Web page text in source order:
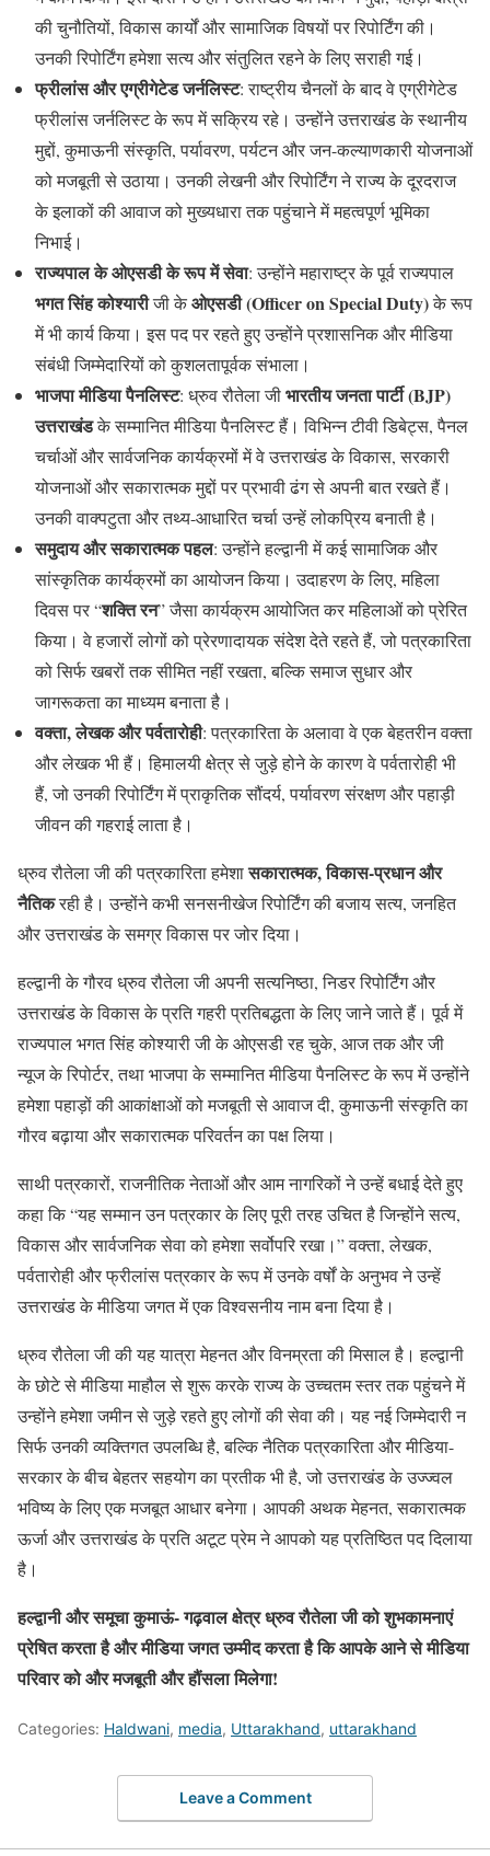
की चुनौतियों, विकास कार्यों और सामाजिक विषयों पर रिपोर्टिंग की।
उनकी रिपोर्टिंग हमेशा सत्य और संतुलित रहने के लिए सराही गई।
फ्रीलांस और एग्रीगेटेड जर्नलिस्ट: राष्ट्रीय चैनलों के बाद वे एग्रीगेटेड
फ्रीलांस जर्नलिस्ट के रूप में सक्रिय रहे। उन्होंने उत्तराखंड के स्थानीय
मुद्दों, कुमाऊनी संस्कृति, पर्यावरण, पर्यटन और जन-कल्याणकारी योजनाओं
को मजबूती से उठाया। उनकी लेखनी और रिपोर्टिंग ने राज्य के दूरदराज
के इलाकों की आवाज को मुख्यधारा तक पहुंचाने में महत्वपूर्ण भूमिका
निभाई।
राज्यपाल के ओएसडी के रूप में सेवा: उन्होंने महाराष्ट्र के पूर्व राज्यपाल
भगत सिंह कोश्यारीजी केओएसडी (Officer on Special Duty)के रूप
में भी कार्य किया। इस पद पर रहते हुए उन्होंने प्रशासनिक और मीडिया
संबंधी जिम्मेदारियों को कुशलतापूर्वक संभाला।
भाजपा मीडिया पैनलिस्ट: ध्रुव रौतेला जीभारतीय जनता पार्टी (BJP)
उत्तराखंडके सम्मानित मीडिया पैनलिस्ट हैं। विभिन्न टीवी डिबेट्स, पैनल
चर्चाओं और सार्वजनिक कार्यक्रमों में वे उत्तराखंड के विकास, सरकारी
योजनाओं और सकारात्मक मुद्दों पर प्रभावी ढंग से अपनी बात रखते हैं।
उनकी वाक्पटुता और तथ्य-आधारित चर्चा उन्हें लोकप्रिय बनाती है।
समुदाय और सकारात्मक पहल: उन्होंने हल्द्वानी में कई सामाजिक और
सांस्कृतिक कार्यक्रमों का आयोजन किया। उदाहरण के लिए, महिला
दिवस पर “शक्ति रन” जैसा कार्यक्रम आयोजित कर महिलाओं को प्रेरित
किया। वे हजारों लोगों को प्रेरणादायक संदेश देते रहते हैं, जो पत्रकारिता
को सिर्फ खबरों तक सीमित नहीं रखता, बल्कि समाज सुधार और
जागरूकता का माध्यम बनाता है।
वक्ता, लेखक और पर्वतारोही: पत्रकारिता के अलावा वे एक बेहतरीन वक्ता
और लेखक भी हैं। हिमालयी क्षेत्र से जुड़े होने के कारण वे पर्वतारोही भी
हैं, जो उनकी रिपोर्टिंग में प्राकृतिक सौंदर्य, पर्यावरण संरक्षण और पहाड़ी
जीवन की गहराई लाता है।
ध्रुव रौतेला जी की पत्रकारिता हमेशासकारात्मक, विकास-प्रधान और
नैतिकरही है। उन्होंने कभी सनसनीखेज रिपोर्टिंग की बजाय सत्य, जनहित
और उत्तराखंड के समग्र विकास पर जोर दिया।
हल्द्वानी के गौरव ध्रुव रौतेला जी अपनी सत्यनिष्ठा, निडर रिपोर्टिंग और
उत्तराखंड के विकास के प्रति गहरी प्रतिबद्धता के लिए जाने जाते हैं। पूर्व में
राज्यपाल भगत सिंह कोश्यारी जी के ओएसडी रह चुके, आज तक और जी
न्यूज के रिपोर्टर, तथा भाजपा के सम्मानित मीडिया पैनलिस्ट के रूप में उन्होंने
हमेशा पहाड़ों की आकांक्षाओं को मजबूती से आवाज दी, कुमाऊनी संस्कृति का
गौरव बढ़ाया और सकारात्मक परिवर्तन का पक्ष लिया।
साथी पत्रकारों, राजनीतिक नेताओं और आम नागरिकों ने उन्हें बधाई देते हुए
कहा कि “यह सम्मान उन पत्रकार के लिए पूरी तरह उचित है जिन्होंने सत्य,
विकास और सार्वजनिक सेवा को हमेशा सर्वोपरि रखा।” वक्ता, लेखक,
पर्वतारोही और फ्रीलांस पत्रकार के रूप में उनके वर्षों के अनुभव ने उन्हें
उत्तराखंड के मीडिया जगत में एक विश्वसनीय नाम बना दिया है।
ध्रुव रौतेला जी की यह यात्रा मेहनत और विनम्रता की मिसाल है। हल्द्वानी
के छोटे से मीडिया माहौल से शुरू करके राज्य के उच्चतम स्तर तक पहुंचने में
उन्होंने हमेशा जमीन से जुड़े रहते हुए लोगों की सेवा की। यह नई जिम्मेदारी न
सिर्फ उनकी व्यक्तिगत उपलब्धि है, बल्कि नैतिक पत्रकारिता और मीडिया-
सरकार के बीच बेहतर सहयोग का प्रतीक भी है, जो उत्तराखंड के उज्ज्वल
भविष्य के लिए एक मजबूत आधार बनेगा। आपकी अथक मेहनत, सकारात्मक
ऊर्जा और उत्तराखंड के प्रति अटूट प्रेम ने आपको यह प्रतिष्ठित पद दिलाया
है।
हल्द्वानी और समूचा कुमाऊं- गढ़वाल क्षेत्र ध्रुव रौतेला जी को शुभकामनाएं
प्रेषित करता है और मीडिया जगत उम्मीद करता है कि आपके आने से मीडिया
परिवार को और मजबूती और हौंसला मिलेगा!
Categories: Haldwani, media, Uttarakhand, uttarakhand
Leave a Comment